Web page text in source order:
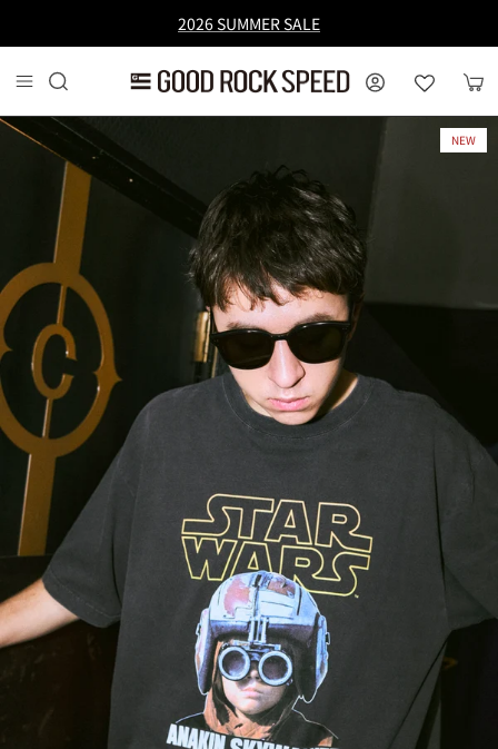
2026 SUMMER SALE
MY PAGE カ
NEW